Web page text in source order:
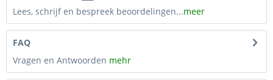
Lees, schrijf en bespreek beoordelingen...meer
FAQ
Vragen en Antwoorden mehr